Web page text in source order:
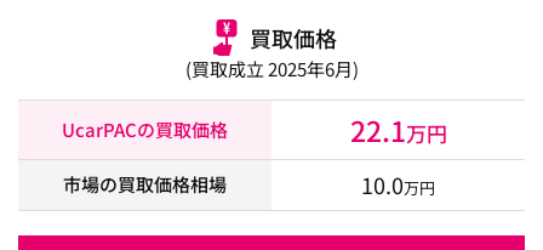
買取価格
(買取成立 2025年6月)
UcarPACの買取価格 22.1万円
市場の買取価格相場 10.0万円